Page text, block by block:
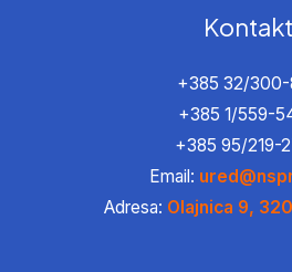
Kontakt
+385 32/300-
+385 1/559-
+385 95/219-
Email:
Adresa: Olajnica 9,